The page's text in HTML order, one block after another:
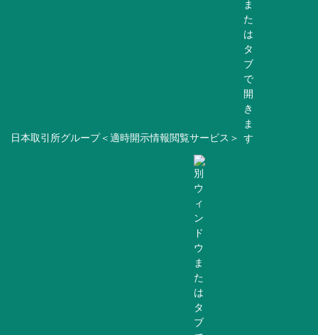
日本取引所グループ＜適時開示情報閲覧サービス＞